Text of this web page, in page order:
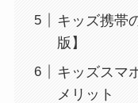
キッズ携帯
版】
キッズスマ
メリット